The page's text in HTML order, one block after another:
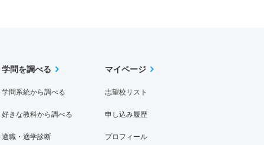
学問を調べる
学問系統から調べる
好きな教科から調べる
適職・適学診断
マイページ
志望校リスト
申し込み履歴
プロフィール